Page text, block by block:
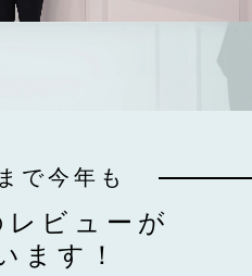
で今年も
ビューが
ます！